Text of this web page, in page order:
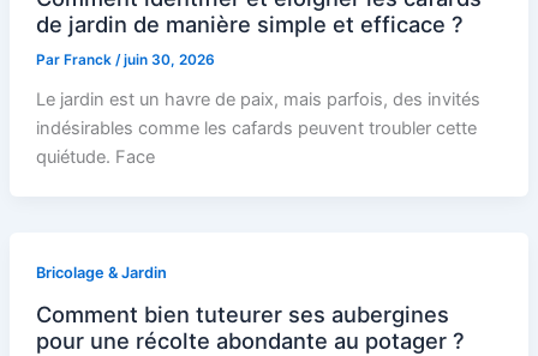
de jardin de manière simple et efficace ?
Par Franck /juin 30, 2026
Le jardin est un havre de paix, mais parfois, des invités
indésirables comme les cafards peuvent troubler cette
quiétude. Face
Bricolage & Jardin
Comment bien tuteurer ses aubergines
pour une récolte abondante au potager ?